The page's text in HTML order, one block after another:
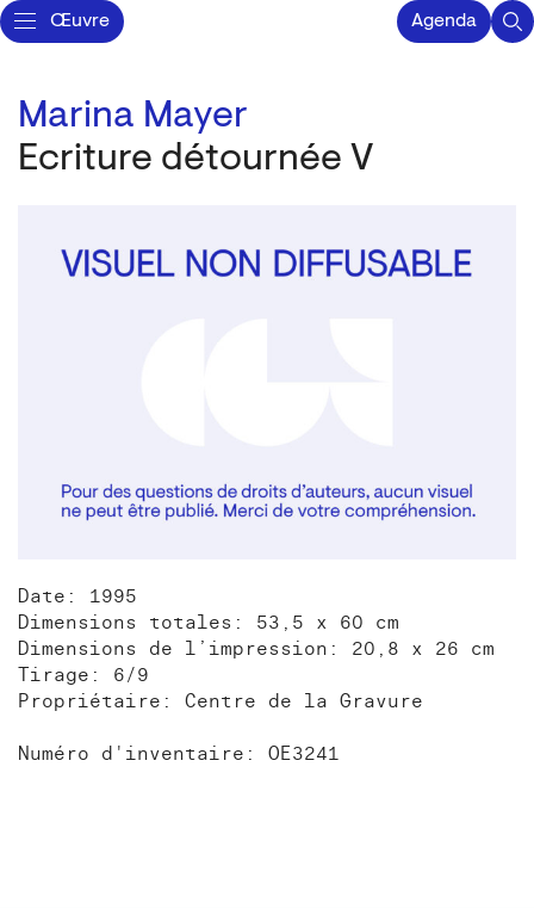
Œuvre Agenda
Marina Mayer
Ecriture détournée V
Date: 1995
Dimensions totales: 53,5 x 60 cm
Dimensions de l’impression: 20,8 x 26 cm
Tirage: 6/9
Propriétaire: Centre de la Gravure
Numéro d'inventaire: OE3241